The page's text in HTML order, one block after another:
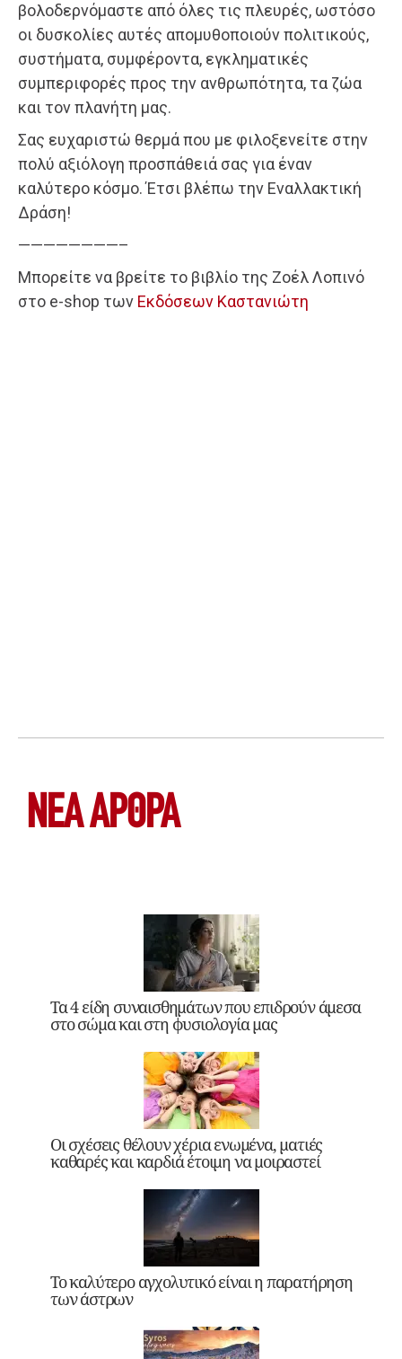
βολοδερνόμαστε από όλες τις πλευρές, ωστόσο
οι δυσκολίες αυτές απομυθοποιούν πολιτικούς,
συστήματα, συμφέροντα, εγκληματικές
συμπεριφορές προς την ανθρωπότητα, τα ζώα
και τον πλανήτη μας.
Σας ευχαριστώ θερμά που με φιλοξενείτε στην
πολύ αξιόλογη προσπάθειά σας για έναν
καλύτερο κόσμο. Έτσι βλέπω την Εναλλακτική
Δράση!
————————–
Μπορείτε να βρείτε το βιβλίο της Ζοέλ Λοπινό
στο e-shop των Εκδόσεων Καστανιώτη
ΝΕΑ ΆΡΘΡΑ
Τα 4 είδη συναισθημάτων που επιδρούν άμεσα
στο σώμα και στη φυσιολογία μας
Οι σχέσεις θέλουν χέρια ενωμένα, ματιές
καθαρές και καρδιά έτοιμη να μοιραστεί
Το καλύτερο αγχολυτικό είναι η παρατήρηση
των άστρων